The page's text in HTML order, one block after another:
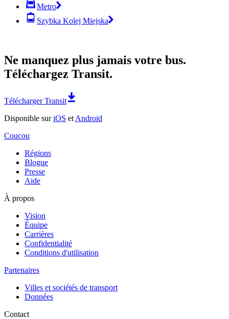
Metro
Szybka Kolej Miejska
Ne manquez plus jamais votre bus.
Téléchargez Transit.
Télécharger Transit
Disponible suriOS et Android
Coucou
Régions
Blogue
Presse
Aide
À propos
Vision
Équipe
Carrières
Confidentialité
Conditions d'utilisation
Partenaires
Villes et sociétés de transport
Données
Contact